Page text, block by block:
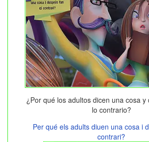
¿Por qué los adultos dicen una cosa y
lo contrario?
Per qué els adults diuen una cosa i
contrari?